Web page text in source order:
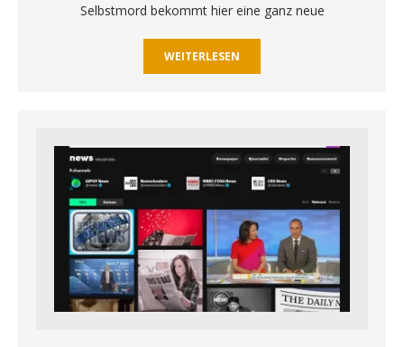
Selbstmord bekommt hier eine ganz neue
WEITERLESEN